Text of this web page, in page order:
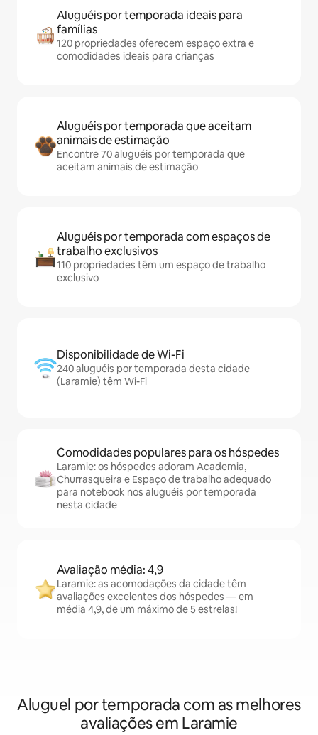
Aluguéis por temporada ideais para
famílias
120 propriedades oferecem espaço extra e
comodidades ideais para crianças
Aluguéis por temporada que aceitam
animais de estimação
Encontre 70 aluguéis por temporada que
aceitam animais de estimação
Aluguéis por temporada com espaços de
trabalho exclusivos
110 propriedades têm um espaço de trabalho
exclusivo
Disponibilidade de Wi-Fi
240 aluguéis por temporada desta cidade
(Laramie) têm Wi-Fi
Comodidades populares para os hóspedes
Laramie: os hóspedes adoram Academia,
Churrasqueira e Espaço de trabalho adequado
para notebook nos aluguéis por temporada
nesta cidade
Avaliação média: 4,9
Laramie: as acomodações da cidade têm
avaliações excelentes dos hóspedes — em
média 4,9, de um máximo de 5 estrelas!
Aluguel por temporada com as melhores
avaliações em Laramie